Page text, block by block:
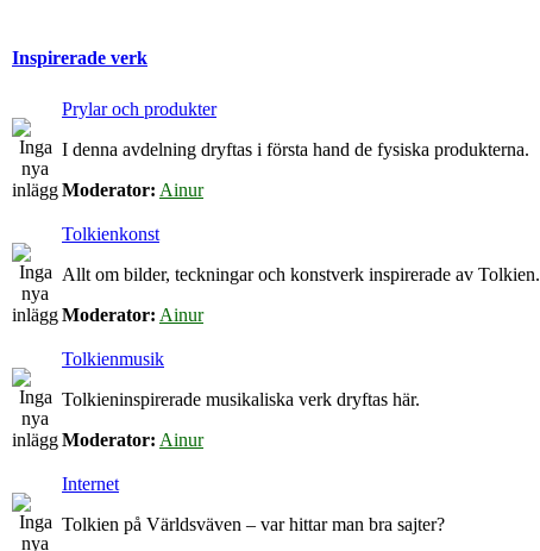
Inspirerade verk
Prylar och produkter
I denna avdelning dryftas i första hand de fysiska produkterna.
Moderator: Ainur
Tolkienkonst
Allt om bilder, teckningar och konstverk inspirerade av Tolkien.
Moderator: Ainur
Tolkienmusik
Tolkieninspirerade musikaliska verk dryftas här.
Moderator: Ainur
Internet
Tolkien på Världsväven – var hittar man bra sajter?